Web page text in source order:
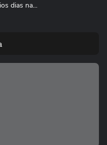
dias na...
homem contra...